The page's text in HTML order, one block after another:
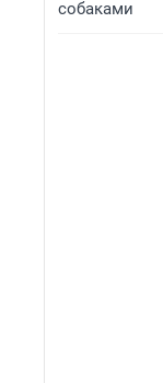
собаками